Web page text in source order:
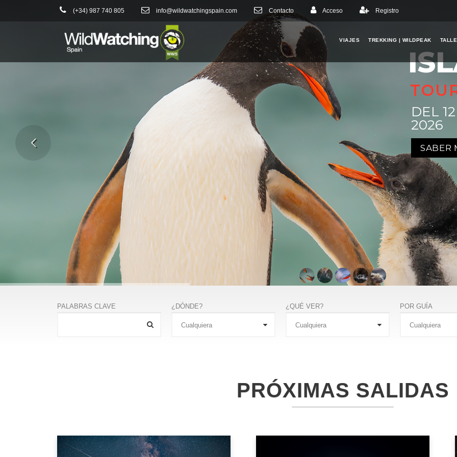
(+34) 987 740 805 info@wildwatchingspain.com Contacto Acceso Registro
VIAJES TREKKING | WILDPEAK
SABER
DEL
2026
PALABRAS CLAVE ¿DÓNDE? ¿QUÉ VER? POR GUÍA
PRÓXIMAS SALIDAS